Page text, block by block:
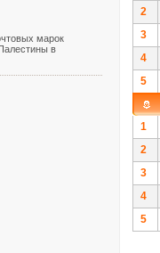
марок
в
2
3
4
5
1
2
3
4
5